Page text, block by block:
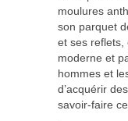
moulures
son parquet
et ses reflets,
moderne et
hommes et
d’acquérir
savoir-faire